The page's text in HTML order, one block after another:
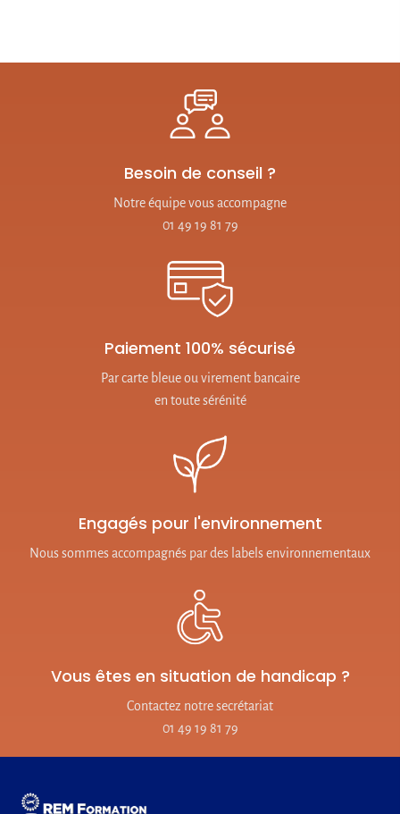
Besoin de conseil ?
Notre équipe vous accompagne
01 49 19 81 79
Paiement 100% sécurisé
Par carte bleue ou virement bancaire
en toute sérénité
Engagés pour l'environnement
Nous sommes accompagnés par des labels environnementaux
Vous êtes en situation de handicap ?
Contactez notre secrétariat
01 49 19 81 79